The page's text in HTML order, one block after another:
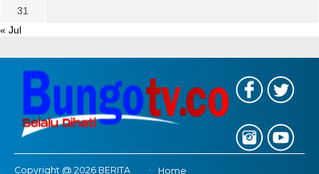
31
« Jul
Copyright @ 2026 BERITA Home